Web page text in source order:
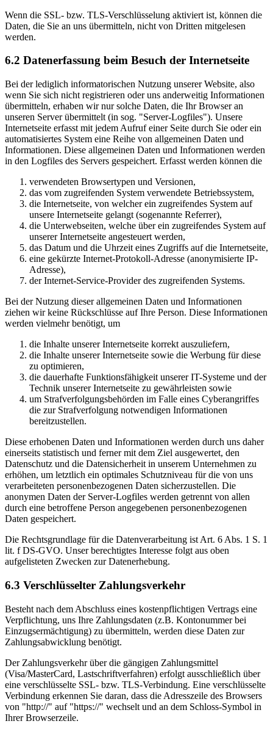
Wenn die SSL- bzw. TLS-Verschlüsselung aktiviert ist, können die
Daten, die Sie an uns übermitteln, nicht von Dritten mitgelesen
werden.
6.2 Datenerfassung beim Besuch der Internetseite
Bei der lediglich informatorischen Nutzung unserer Website, also
wenn Sie sich nicht registrieren oder uns anderweitig Informationen
übermitteln, erhaben wir nur solche Daten, die Ihr Browser an
unseren Server übermittelt (in sog. "Server-Logfiles"). Unsere
Internetseite erfasst mit jedem Aufruf einer Seite durch Sie oder ein
automatisiertes System eine Reihe von allgemeinen Daten und
Informationen. Diese allgemeinen Daten und Informationen werden
in den Logfiles des Servers gespeichert. Erfasst werden können die
verwendeten Browsertypen und Versionen,
das vom zugreifenden System verwendete Betriebssystem,
die Internetseite, von welcher ein zugreifendes System auf
unsere Internetseite gelangt (sogenannte Referrer),
die Unterwebseiten, welche über ein zugreifendes System auf
unserer Internetseite angesteuert werden,
das Datum und die Uhrzeit eines Zugriffs auf die Internetseite,
eine gekürzte Internet-Protokoll-Adresse (anonymisierte IP-
Adresse),
der Internet-Service-Provider des zugreifenden Systems.
Bei der Nutzung dieser allgemeinen Daten und Informationen
ziehen wir keine Rückschlüsse auf Ihre Person. Diese Informationen
werden vielmehr benötigt, um
die Inhalte unserer Internetseite korrekt auszuliefern,
die Inhalte unserer Internetseite sowie die Werbung für diese
zu optimieren,
die dauerhafte Funktionsfähigkeit unserer IT-Systeme und der
Technik unserer Internetseite zu gewährleisten sowie
um Strafverfolgungsbehörden im Falle eines Cyberangriffes
die zur Strafverfolgung notwendigen Informationen
bereitzustellen.
Diese erhobenen Daten und Informationen werden durch uns daher
einerseits statistisch und ferner mit dem Ziel ausgewertet, den
Datenschutz und die Datensicherheit in unserem Unternehmen zu
erhöhen, um letztlich ein optimales Schutzniveau für die von uns
verarbeiteten personenbezogenen Daten sicherzustellen. Die
anonymen Daten der Server-Logfiles werden getrennt von allen
durch eine betroffene Person angegebenen personenbezogenen
Daten gespeichert.
Die Rechtsgrundlage für die Datenverarbeitung ist Art. 6 Abs. 1 S. 1
lit. f DS-GVO. Unser berechtigtes Interesse folgt aus oben
aufgelisteten Zwecken zur Datenerhebung.
6.3 Verschlüsselter Zahlungsverkehr
Besteht nach dem Abschluss eines kostenpflichtigen Vertrags eine
Verpflichtung, uns Ihre Zahlungsdaten (z.B. Kontonummer bei
Einzugsermächtigung) zu übermitteln, werden diese Daten zur
Zahlungsabwicklung benötigt.
Der Zahlungsverkehr über die gängigen Zahlungsmittel
(Visa/MasterCard, Lastschriftverfahren) erfolgt ausschließlich über
eine verschlüsselte SSL- bzw. TLS-Verbindung. Eine verschlüsselte
Verbindung erkennen Sie daran, dass die Adresszeile des Browsers
von "http://" auf "https://" wechselt und an dem Schloss-Symbol in
Ihrer Browserzeile.